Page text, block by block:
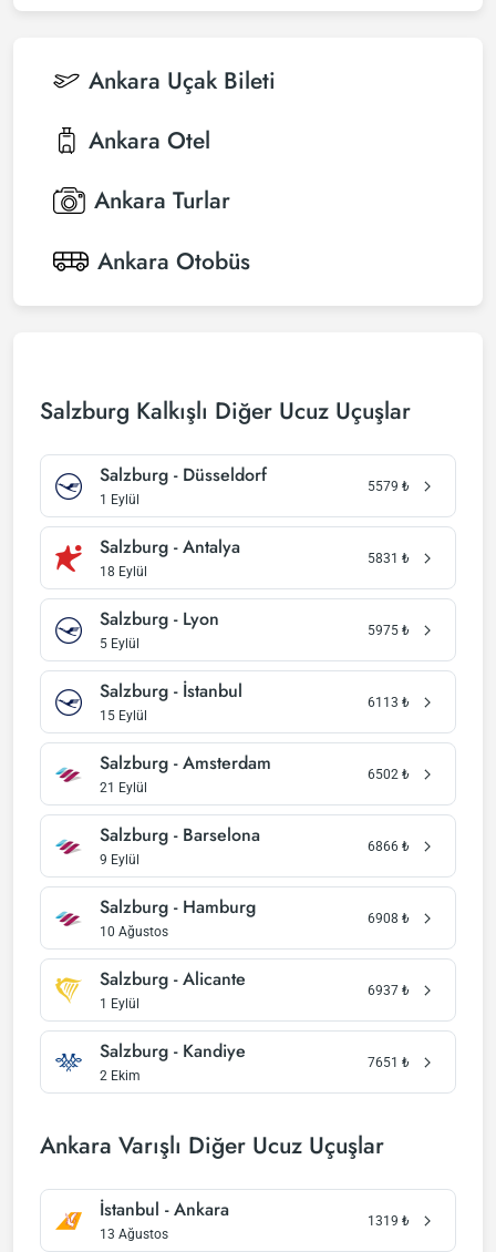
Ankara Uçak Bileti
Ankara Otel
Ankara Turlar
Ankara Otobüs
Salzburg Kalkışlı Diğer Ucuz Uçuşlar
Salzburg - Düsseldorf
1 Eylül
5579 ₺
Salzburg - Antalya
18 Eylül
5831 ₺
Salzburg - Lyon
5 Eylül
5975 ₺
Salzburg - İstanbul
15 Eylül
6113 ₺
Salzburg - Amsterdam
21 Eylül
6502 ₺
Salzburg - Barselona
9 Eylül
6866 ₺
Salzburg - Hamburg
10 Ağustos
6908 ₺
Salzburg - Alicante
1 Eylül
6937 ₺
Salzburg - Kandiye
2 Ekim
7651 ₺
Ankara Varışlı Diğer Ucuz Uçuşlar
İstanbul - Ankara
13 Ağustos
1319 ₺